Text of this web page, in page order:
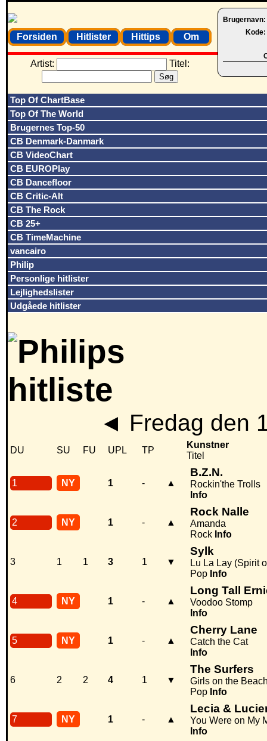
Brugernavn:
Kode:
Forsiden Hitlister Hittips Om
Artist: Titel:
Top Of ChartBase
Top Of The World
Brugernes Top-50
CB Denmark-Danmark
CB VideoChart
CB EUROPlay
CB Dancefloor
CB Critic-Alt
CB The Rock
CB 25+
CB TimeMachine
vancairo
Philip
Personlige hitlister
Lejlighedslister
Udgåede hitlister
◄ Fredag den
DU SU FU UPL TP
Kunstner
Titel
1 NY 1 - ▲
B.Z.N.
Rockin'the Trolls
Info
2 NY 1 - ▲
Rock Nalle
Amanda
Rock Info
3 1 1 3 1 ▼
Sylk
Lu La Lay (Spirit
Pop Info
4 NY 1 - ▲
Long Tall
Voodoo Stomp
Info
5 NY 1 - ▲
Cherry Lane
Catch the Cat
Info
6 2 2 4 1 ▼
The Surfers
Girls on the
Pop Info
7 NY 1 - ▲
Lecia &
You Were on My
Info